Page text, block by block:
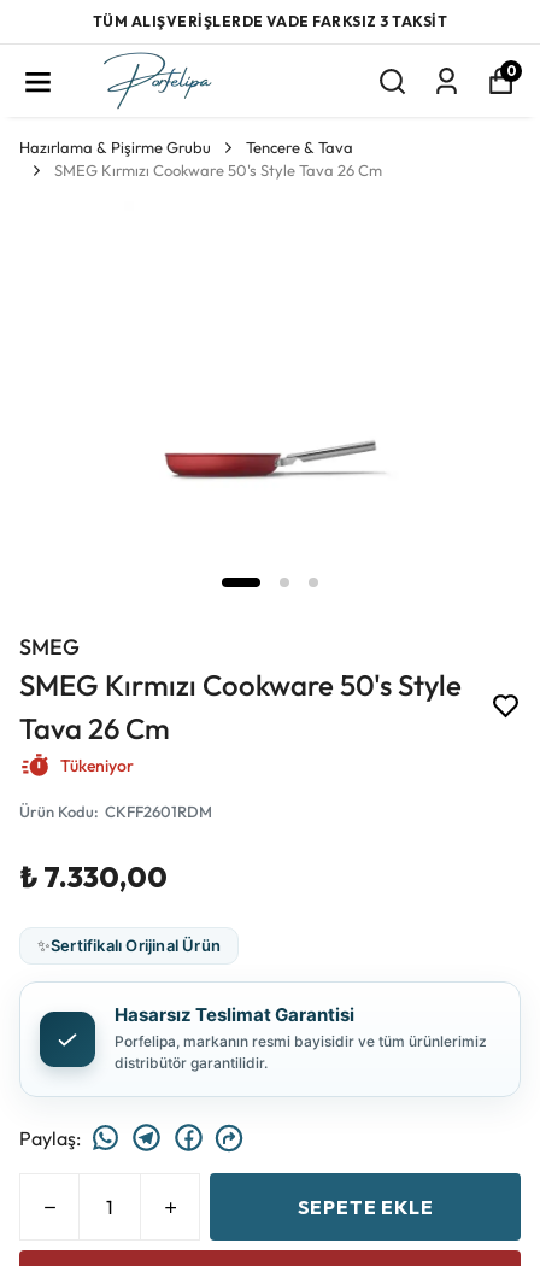
TÜM ALIŞVERİŞLERDE VADE FARKSIZ 3 TAKSİT
0
Hazırlama & Pişirme Grubu
Tencere & Tava
SMEG Kırmızı Cookware 50's Style Tava 26 Cm
SMEG
SMEG Kırmızı Cookware 50's Style
Tava 26 Cm
Tükeniyor
Ürün Kodu: CKFF2601RDM
₺ 7.330,00
✨Sertifikalı Orijinal Ürün
Hasarsız Teslimat Garantisi
Porfelipa, markanın resmi bayisidir ve tüm ürünlerimiz
distribütör garantilidir.
Paylaş:
SEPETE EKLE